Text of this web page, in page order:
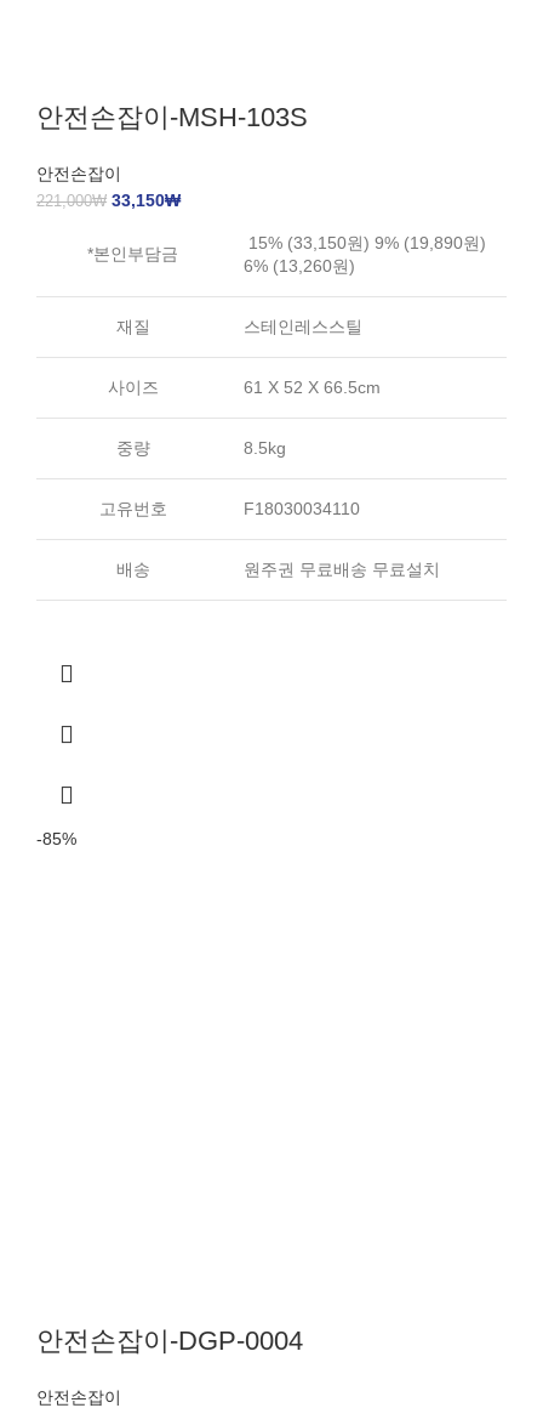
안전손잡이-MSH-103S
안전손잡이
221,000₩ 33,150₩
*본인부담금
15% (33,150원) 9% (19,890원)
6% (13,260원)
재질 스테인레스스틸
사이즈 61 X 52 X 66.5cm
중량 8.5kg
고유번호 F18030034110
배송 원주권 무료배송 무료설치
-85%
안전손잡이-DGP-0004
안전손잡이